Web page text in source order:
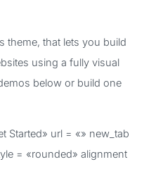
theme, that lets you build
using a fully visual
below or build one
Started» url = «» new_tab
= «rounded» alignment